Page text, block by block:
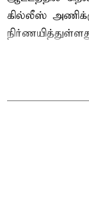
கில்லீஸ்